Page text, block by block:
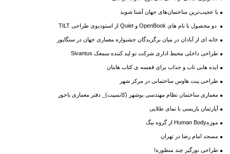
با عجیب‌ترین ساختمان‌های جهان آشنا شوید
دو محصول با نام های OpenBook و Quiet از استودیوی طراحی TILT
خانه ای از آبادان در میان برگزیدگان جشنواره معماری جهان در سنگاپور
طراحی داخلی محیط اداری شرکت تو لید کننده سمعک Sivantus
ایده هایی ناب و جذاب برای قفسه ی کتاب هایتان
طراحی پنت هاوس ساختمانی در مرکز شهر
معماری ساختمان نظام مهندسی بوشهر (کانسپت)_ دفتر معماری باحور
آپارتمان پاریسی با نمای طلایی
موزهHuman Body از گروه بیگ
مسجد امام رضا در تهران
طراحی نورگیر چند منظوره!